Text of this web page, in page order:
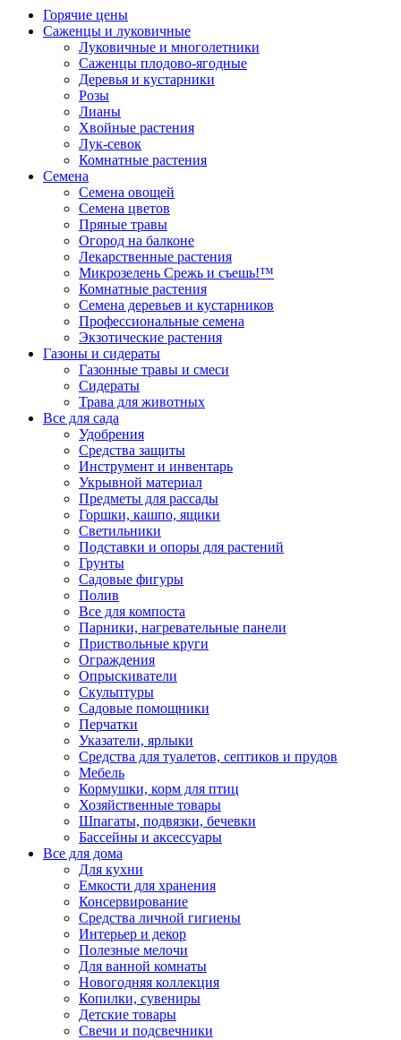
Горячие цены
Саженцы и луковичные
Луковичные и многолетники
Саженцы плодово-ягодные
Деревья и кустарники
Розы
Лианы
Хвойные растения
Лук-севок
Комнатные растения
Семена
Семена овощей
Семена цветов
Пряные травы
Огород на балконе
Лекарственные растения
Микрозелень Срежь и съешь!™
Комнатные растения
Семена деревьев и кустарников
Профессиональные семена
Экзотические растения
Газоны и сидераты
Газонные травы и смеси
Сидераты
Трава для животных
Все для сада
Удобрения
Средства защиты
Инструмент и инвентарь
Укрывной материал
Предметы для рассады
Горшки, кашпо, ящики
Светильники
Подставки и опоры для растений
Грунты
Садовые фигуры
Полив
Все для компоста
Парники, нагревательные панели
Приствольные круги
Ограждения
Опрыскиватели
Скульптуры
Садовые помощники
Перчатки
Указатели, ярлыки
Средства для туалетов, септиков и прудов
Мебель
Кормушки, корм для птиц
Хозяйственные товары
Шпагаты, подвязки, бечевки
Бассейны и аксессуары
Все для дома
Для кухни
Емкости для хранения
Консервирование
Средства личной гигиены
Интерьер и декор
Полезные мелочи
Для ванной комнаты
Новогодняя коллекция
Копилки, сувениры
Детские товары
Свечи и подсвечники